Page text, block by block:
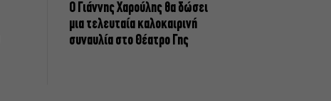
Ο Γιάννης Χαρούλης θα δώσει
μια τελευταία καλοκαιρινή
συναυλία στο Θέατρο Γης